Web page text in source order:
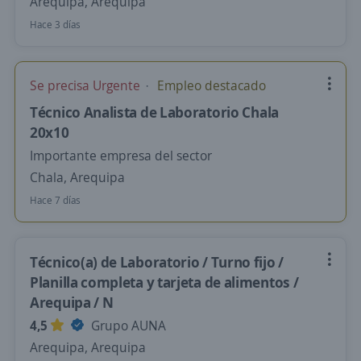
Hace 3 días
Se precisa Urgente Empleo destacado
Técnico Analista de Laboratorio Chala
20x10
Importante empresa del sector
Chala, Arequipa
Hace 7 días
Técnico(a) de Laboratorio / Turno fijo /
Planilla completa y tarjeta de alimentos /
Arequipa / N
4,5
Grupo AUNA
Arequipa, Arequipa